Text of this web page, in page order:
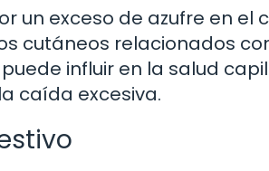
un exceso de azufre en el
cutáneos relacionados
influir en la salud
caída excesiva.